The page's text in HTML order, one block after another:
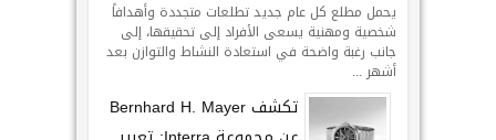
يحمل مطلع كل عام جديد تطلعات متجددة وأهدافاً
شخصية ومهنية يسعى الأفراد إلى تحقيقها، إلى
جانب رغبة واضحة في استعادة النشاط والتوازن بعد
أشهر ...
تكشف Bernhard H. Mayer